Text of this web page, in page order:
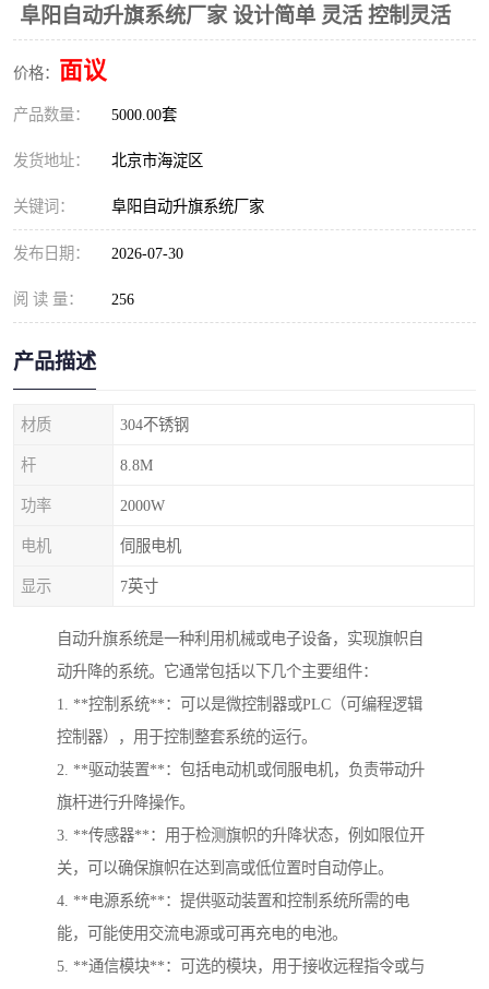
阜阳自动升旗系统厂家 设计简单 灵活 控制灵活
价格： 面议
产品数量： 5000.00套
发货地址： 北京市海淀区
关键词： 阜阳自动升旗系统厂家
发布日期： 2026-07-30
阅 读 量： 256
产品描述
材质 304不锈钢
杆 8.8M
功率 2000W
电机 伺服电机
显示 7英寸
自动升旗系统是一种利用机械或电子设备，实现旗帜自
动升降的系统。它通常包括以下几个主要组件：
1. **控制系统**：可以是微控制器或PLC（可编程逻辑
控制器），用于控制整套系统的运行。
2. **驱动装置**：包括电动机或伺服电机，负责带动升
旗杆进行升降操作。
3. **传感器**：用于检测旗帜的升降状态，例如限位开
关，可以确保旗帜在达到高或低位置时自动停止。
4. **电源系统**：提供驱动装置和控制系统所需的电
能，可能使用交流电源或可再充电的电池。
5. **通信模块**：可选的模块，用于接收远程指令或与